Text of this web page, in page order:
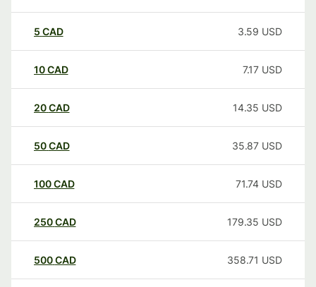
5 CAD 3.59 USD
10CAD 7.17 USD
20CAD 14.35 USD
50CAD 35.87 USD
100CAD 71.74 USD
250CAD 179.35 USD
500CAD 358.71 USD